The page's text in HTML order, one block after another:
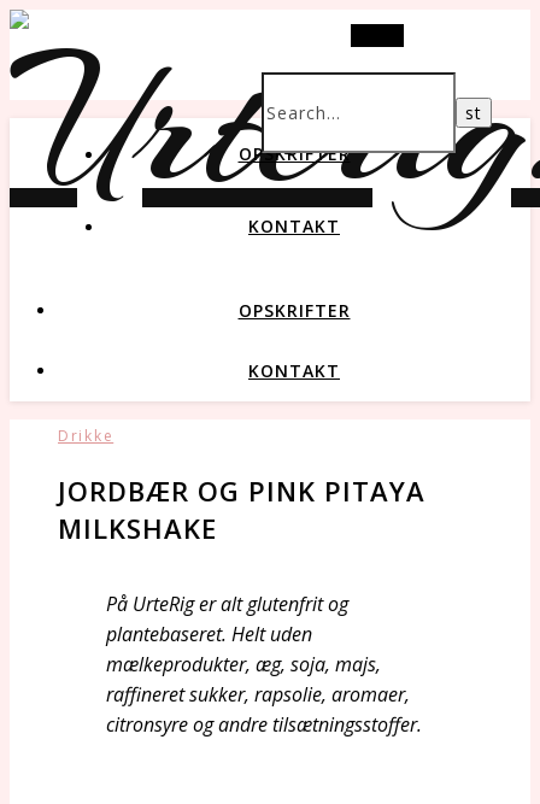
OPSKRIFTER
KONTAKT
OPSKRIFTER
KONTAKT
Drikke
JORDBÆR OG PINK PITAYA
MILKSHAKE
På UrteRig er alt glutenfrit og
plantebaseret. Helt uden
mælkeprodukter, æg, soja, majs,
raffineret sukker, rapsolie, aromaer,
citronsyre og andre tilsætningsstoffer.